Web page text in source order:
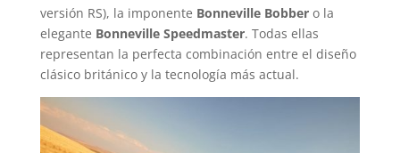
versión RS), la imponente Bonneville Bobbero la
elegante Bonneville Speedmaster. Todas ellas
representan la perfecta combinación entre el diseño
clásico británico y la tecnología más actual.